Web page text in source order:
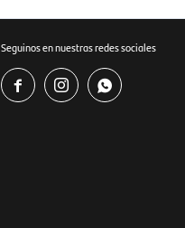
Seguinos en nuestras redes sociales
  